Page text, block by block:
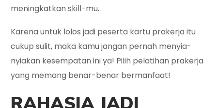
meningkatkan skill-mu.
Karena untuk lolos jadi peserta kartu prakerja itu
cukup sulit, maka kamu jangan pernah menyia-
nyiakan kesempatan ini ya! Pilih pelatihan prakerja
yang memang benar-benar bermanfaat!
RAHASIA JADI